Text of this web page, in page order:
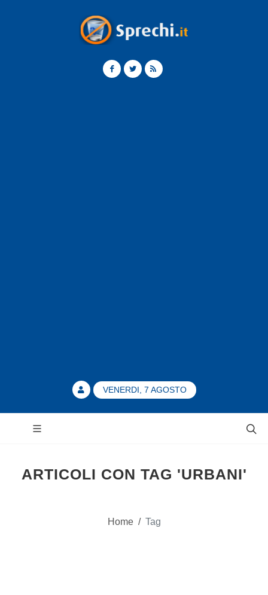
VENERDI, 7 AGOSTO
ARTICOLI CON TAG 'URBANI'
Home / Tag